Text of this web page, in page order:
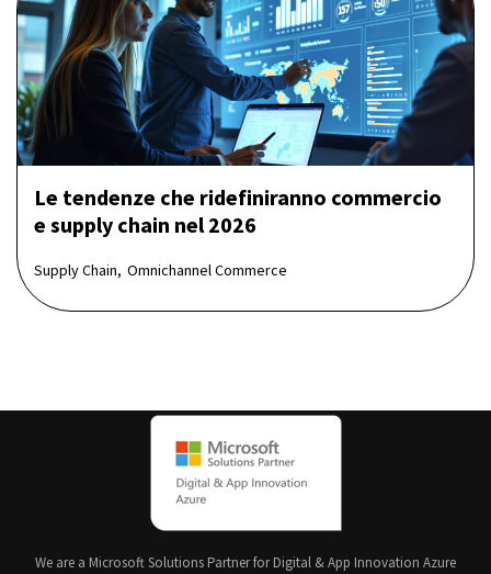
Le tendenze che ridefiniranno commercio
e supply chain nel 2026
Supply Chain, Omnichannel Commerce
We are a Microsoft Solutions Partner for Digital & App Innovation Azure